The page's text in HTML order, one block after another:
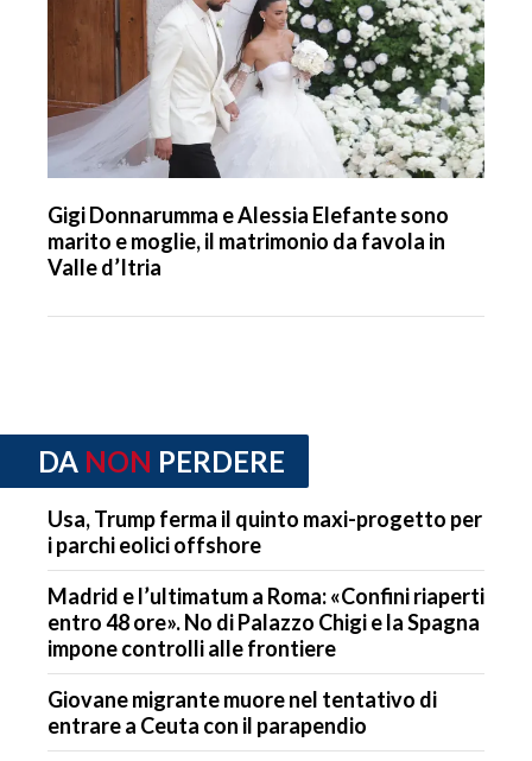
Gigi Donnarumma e Alessia Elefante sono
marito e moglie, il matrimonio da favola in
Valle d’Itria
DA NON PERDERE
Usa, Trump ferma il quinto maxi-progetto per
i parchi eolici offshore
Madrid e l’ultimatum a Roma: «Confini riaperti
entro 48 ore». No di Palazzo Chigi e la Spagna
impone controlli alle frontiere
Giovane migrante muore nel tentativo di
entrare a Ceuta con il parapendio